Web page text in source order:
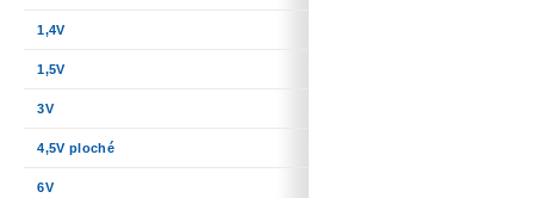
1,4V
1,5V
3V
4,5V ploché
6V